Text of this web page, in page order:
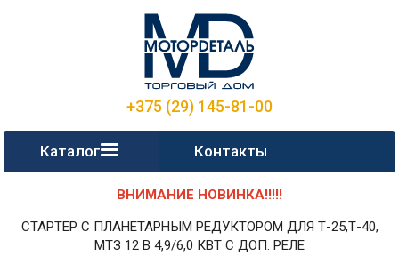
+375 (29) 145-81-00
Каталог Контакты
ВНИМАНИЕ НОВИНКА!!!!!
СТАРТЕР С ПЛАНЕТАРНЫМ РЕДУКТОРОМ ДЛЯ Т-25,Т-40,
МТЗ 12 В 4,9/6,0 КВТ С ДОП. РЕЛЕ